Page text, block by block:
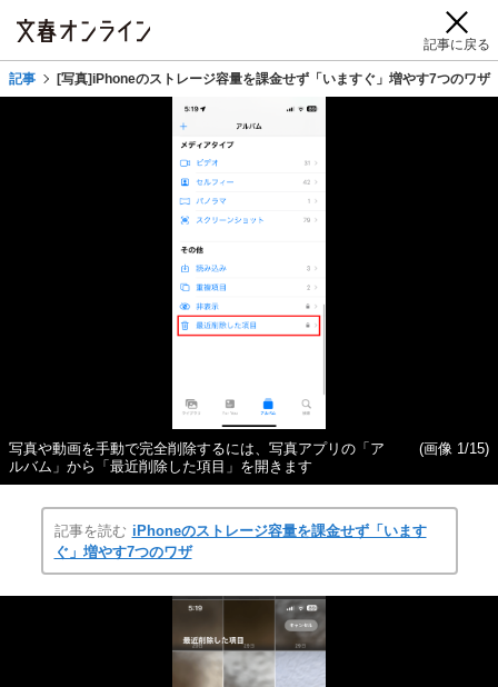
記事に戻る
記事 [写真]iPhoneのストレージ容量を課金せず「いますぐ」増やす7つのワザ
写真や動画を手動で完全削除するには、写真アプリの「ア
ルバム」から「最近削除した項目」を開きます
(画像 1/15)
記事を読む iPhoneのストレージ容量を課金せず「います
ぐ」増やす7つのワザ